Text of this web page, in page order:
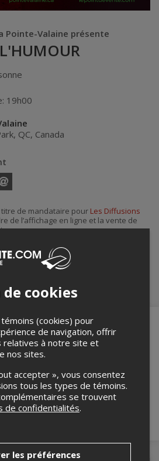
Pointe-Valaine présente
19h00
, QC, Canada
de mandataire pour Les Diffusions
de l’affichage en ligne et la vente de
Les Diffusions Pointe-
.
que vous n'êtes pas un
cookies
(cookies) pour
de navigation, offrir
relatives à notre site et
nos sites.
accepter », vous consentez
tous les types de témoins.
se trouvent
de confidentialités.
les préférences